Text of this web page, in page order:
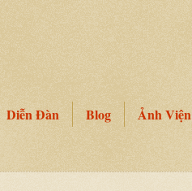
Diễn Đàn Blog Ảnh Viện